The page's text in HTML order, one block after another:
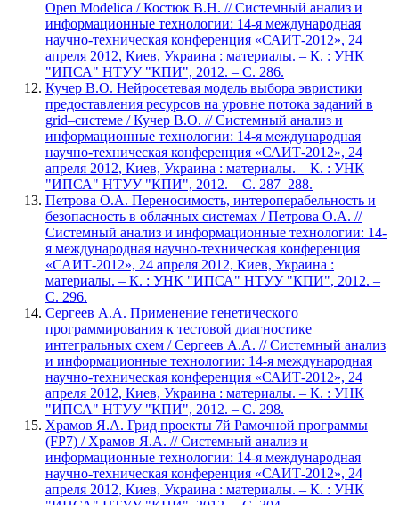
Open Modelica / Костюк В.Н. // Системный анализ и
информационные технологии: 14-я международная
научно-техническая конференция «САИТ-2012», 24
апреля 2012, Киев, Украина : материалы. – К. : УНК
"ИПСА" НТУУ "КПИ", 2012. – С. 286.
Кучер В.О. Нейросетевая модель выбора эвристики
предоставления ресурсов на уровне потока заданий в
grid–системе / Кучер В.О. // Системный анализ и
информационные технологии: 14-я международная
научно-техническая конференция «САИТ-2012», 24
апреля 2012, Киев, Украина : материалы. – К. : УНК
"ИПСА" НТУУ "КПИ", 2012. – С. 287–288.
Петрова О.А. Переносимость, интероперабельность и
безопасность в облачных системах / Петрова О.А. //
Системный анализ и информационные технологии: 14-
я международная научно-техническая конференция
«САИТ-2012», 24 апреля 2012, Киев, Украина :
материалы. – К. : УНК "ИПСА" НТУУ "КПИ", 2012. –
С. 296.
Сергеев А.А. Применение генетического
программирования к тестовой диагностике
интегральных схем / Сергеев А.А. // Системный анализ
и информационные технологии: 14-я международная
научно-техническая конференция «САИТ-2012», 24
апреля 2012, Киев, Украина : материалы. – К. : УНК
"ИПСА" НТУУ "КПИ", 2012. – С. 298.
Храмов Я.А. Грид проекты 7й Рамочной программы
(FP7) / Храмов Я.А. // Системный анализ и
информационные технологии: 14-я международная
научно-техническая конференция «САИТ-2012», 24
апреля 2012, Киев, Украина : материалы. – К. : УНК